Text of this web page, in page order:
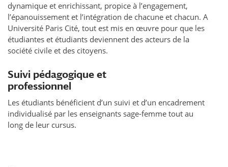
dynamique et enrichissant, propice à l’engagement,
l’épanouissement et l’intégration de chacune et chacun. A
Université Paris Cité, tout est mis en œuvre pour que les
étudiantes et étudiants deviennent des acteurs de la
société civile et des citoyens.
Suivi pédagogique et
professionnel
Les étudiants bénéficient d’un suivi et d’un encadrement
individualisé par les enseignants sage-femme tout au
long de leur cursus.